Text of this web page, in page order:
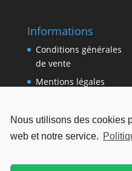
Nous utilisons des cookies
web et notre service.
Informations
Conditions générales
de vente
Mentions légales
confidentialité
Politique de cookies
Déclaration de